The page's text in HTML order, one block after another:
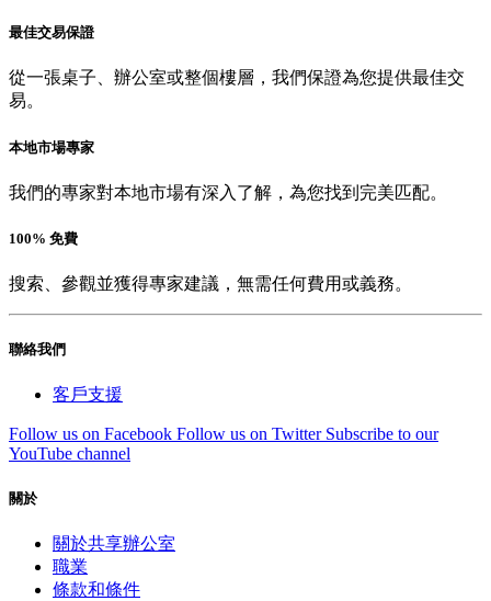
最佳交易保證
從一張桌子、辦公室或整個樓層，我們保證為您提供最佳交
易。
本地市場專家
我們的專家對本地市場有深入了解，為您找到完美匹配。
100% 免費
搜索、參觀並獲得專家建議，無需任何費用或義務。
聯絡我們
客戶支援
Follow us on Facebook Follow us on Twitter Subscribe to our
YouTube channel
關於
關於共享辦公室
職業
條款和條件